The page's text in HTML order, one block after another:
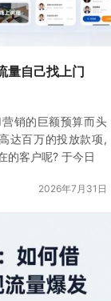
量自己找上门
销的巨额预算而头
达百万的投放款项,
的客户呢? 于今日
2026年7月31日